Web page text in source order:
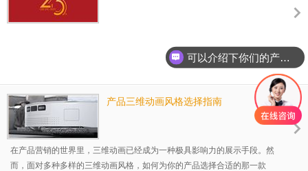
奏控制 建筑设计：转化空间构成思维，通过黄金分割/负空间增强画面张
力技术支撑创意实
产品三维动画风格选择指南
在产品营销的世界里，三维动画已经成为一种极具影响力的展示手段。然
而，面对多种多样的三维动画风格，如何为你的产品选择合适的那一款
可以介绍下你们的产品么？